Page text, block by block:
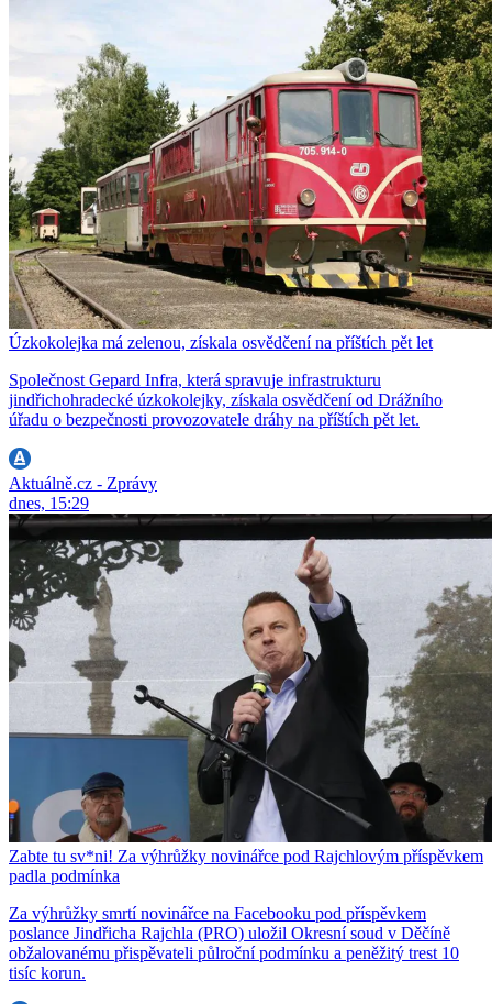
Úzkokolejka má zelenou, získala osvědčení na příštích pět let
Společnost Gepard Infra, která spravuje infrastrukturu
jindřichohradecké úzkokolejky, získala osvědčení od Drážního
úřadu o bezpečnosti provozovatele dráhy na příštích pět let.
Aktuálně.cz - Zprávy
dnes, 15:29
Zabte tu sv*ni! Za výhrůžky novinářce pod Rajchlovým příspěvkem
padla podmínka
Za výhrůžky smrtí novinářce na Facebooku pod příspěvkem
poslance Jindřicha Rajchla (PRO) uložil Okresní soud v Děčíně
obžalovanému přispěvateli půlroční podmínku a peněžitý trest 10
tisíc korun.